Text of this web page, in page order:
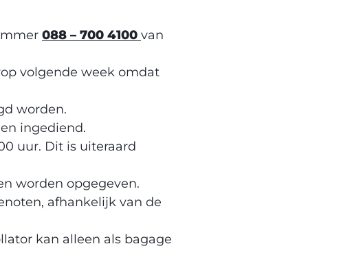
088 – 700 4100 van
volgende week omdat
worden.
ingediend.
uur. Dit is uiteraard
worden opgegeven.
afhankelijk van de
kan alleen als bagage